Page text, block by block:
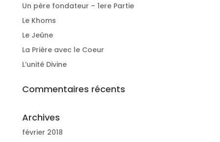
Un père fondateur – 1ere Partie
Le Khoms
Le Jeûne
La Prière avec le Coeur
L’unité Divine
Commentaires récents
Archives
février 2018